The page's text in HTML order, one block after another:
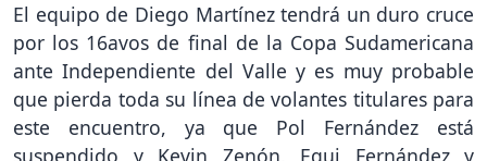
El equipo de Diego Martínez tendrá un duro cruce
por los 16avos de final de la Copa Sudamericana
ante Independiente del Valle y es muy probable
que pierda toda su línea de volantes titulares para
este encuentro, ya que Pol Fernández está
suspendido y Kevin Zenón, Equi Fernández y